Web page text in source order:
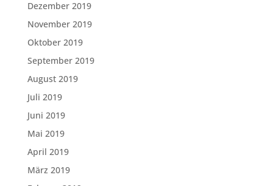
Dezember 2019
November 2019
Oktober 2019
September 2019
August 2019
Juli 2019
Juni 2019
Mai 2019
April 2019
März 2019